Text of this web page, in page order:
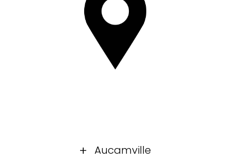
Aucamville